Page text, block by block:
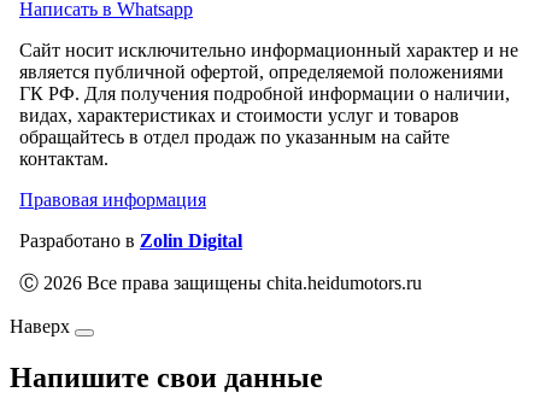
Написать в Whatsapp
Сайт носит исключительно информационный характер и не
является публичной офертой, определяемой положениями
ГК РФ. Для получения подробной информации о наличии,
видах, характеристиках и стоимости услуг и товаров
обращайтесь в отдел продаж по указанным на сайте
контактам.
Правовая информация
Разработано в Zolin Digital
Ⓒ 2026 Все права защищены chita.heidumotors.ru
Наверх
Напишите свои данные